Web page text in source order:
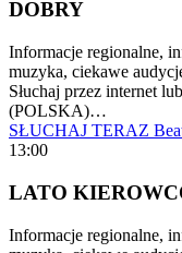
DOBRY
Informacje regionalne,
muzyka, ciekawe
Słuchaj przez internet
(POLSKA)…
SŁUCHAJ TERAZ
13:00
LATO
Informacje regionalne,